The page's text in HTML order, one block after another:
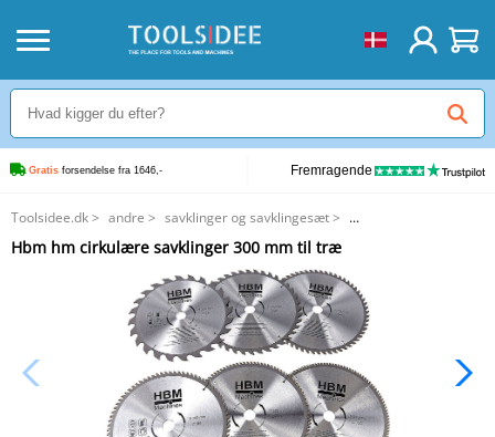
Gratis forsendelse fra 1646,- Fremragende
Toolsidee.dk> andre > savklinger og savklingesæt>
Hbm hm cirkulære savklinger 300 mm til træ
Hbm hm cirkulære savklinger 300 mm til træ